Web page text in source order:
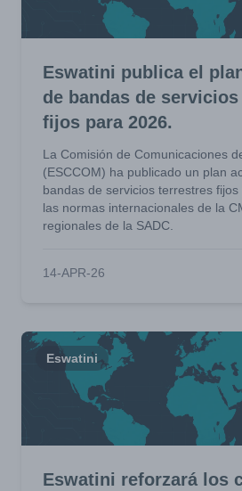
Eswatini publica el
de bandas de
fijos para 2026.
La Comisión de Comunicaciones
(ESCCOM) ha publicado un plan
bandas de servicios terrestres
las normas internacionales de la
regionales de la SADC.
14-APR-26
Eswatini
Eswatini reforzará los